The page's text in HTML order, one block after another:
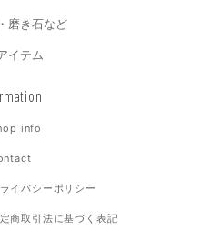
磨き石など
イテム
info
イバシーポリシー
商取引法に基づく表記